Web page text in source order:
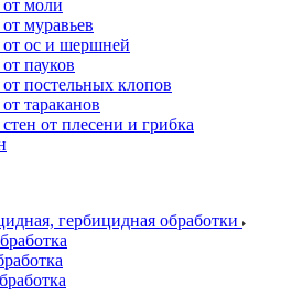
моли
муравьев
ос и шершней
пауков
постельных клопов
тараканов
от плесени и грибка
гербицидная обработки